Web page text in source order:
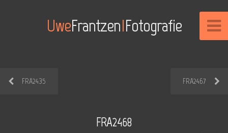
UweFrantzenIFotografie
FRA2435 FRA2467
FRA2468